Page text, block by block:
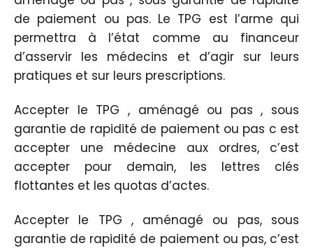
de paiement ou pas. Le TPG est l’arme qui
permettra à l’état comme au financeur
d’asservir les médecins et d’agir sur leurs
pratiques et sur leurs prescriptions.
Accepter le TPG , aménagé ou pas , sous
garantie de rapidité de paiement ou pas c est
accepter une médecine aux ordres, c’est
accepter pour demain, les lettres clés
flottantes et les quotas d’actes.
Accepter le TPG , aménagé ou pas, sous
garantie de rapidité de paiement ou pas, c’est